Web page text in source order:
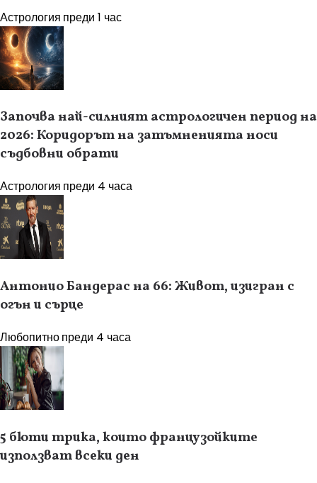
Астрология преди 1 час
Започва най-силният астрологичен период на
2026: Коридорът на затъмненията носи
съдбовни обрати
Астрология преди 4 часа
Антонио Бандерас на 66: Живот, изигран с
огън и сърце
Любопитнопреди 4 часа
5 бюти трика, които французойките
използват всеки ден